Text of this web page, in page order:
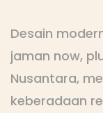
Desain
jaman now,
Nusantara,
keberadaan